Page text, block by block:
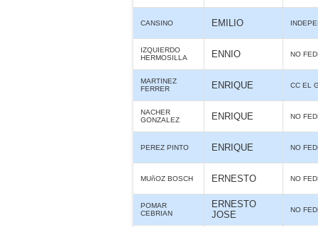
CANSINO EMILIO
IZQUIERDO
HERMOSILLA
ENNIO NO
MARTINEZ
FERRER
ENRIQUE CC EL
NACHER
GONZALEZ
ENRIQUE NO
PEREZ PINTO ENRIQUE NO
MUñOZ BOSCH ERNESTO NO
POMAR
CEBRIAN
ERNESTO
JOSE
NO